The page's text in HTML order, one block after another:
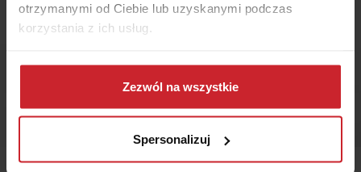
otrzymanymi od Ciebie lub uzyskanymi podczas
korzystania z ich usług.
Dowiedz się więcej na temat tego, kim jesteśmy, jak
można się z nami skontaktować i w jaki sposób
przetwarzamy dane osobowe w ramachPolityki
Zezwól na wszystkie
Spersonalizuj